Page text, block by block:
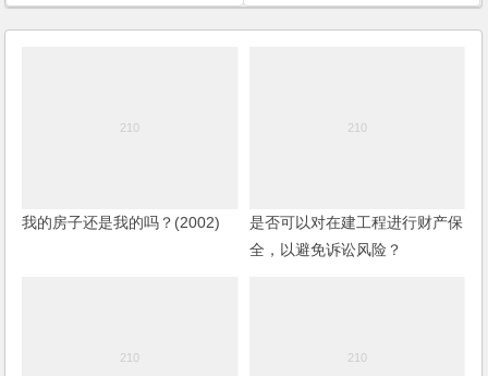
我的房子还是我的吗？(2002)
是否可以对在建工程进行财产保
全，以避免诉讼风险？